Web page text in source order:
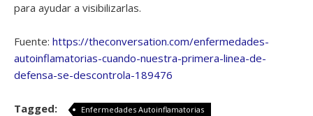
para ayudar a visibilizarlas.
Fuente: https://theconversation.com/enfermedades-
autoinflamatorias-cuando-nuestra-primera-linea-de-
defensa-se-descontrola-189476
Tagged:
Enfermedades Autoinflamatorias